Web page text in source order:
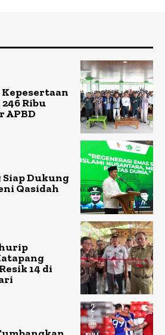
Kepesertaan
Ribu
APBD
Siap Dukung
Qasidah
14 di